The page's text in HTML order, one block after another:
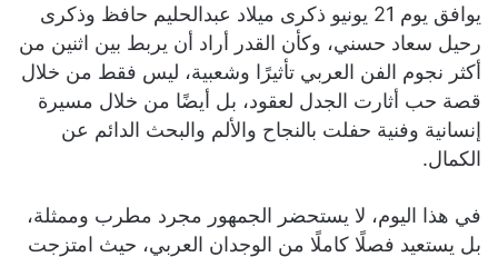
يوافق يوم 21 يونيو ذكرى ميلاد عبدالحليم حافظ وذكرى
رحيل سعاد حسني، وكأن القدر أراد أن يربط بين اثنين من
أكثر نجوم الفن العربي تأثيرًا وشعبية، ليس فقط من خلال
قصة حب أثارت الجدل لعقود، بل أيضًا من خلال مسيرة
إنسانية وفنية حفلت بالنجاح والألم والبحث الدائم عن
الكمال.
في هذا اليوم، لا يستحضر الجمهور مجرد مطرب وممثلة،
بل يستعيد فصلًا كاملًا من الوجدان العربي، حيث امتزجت